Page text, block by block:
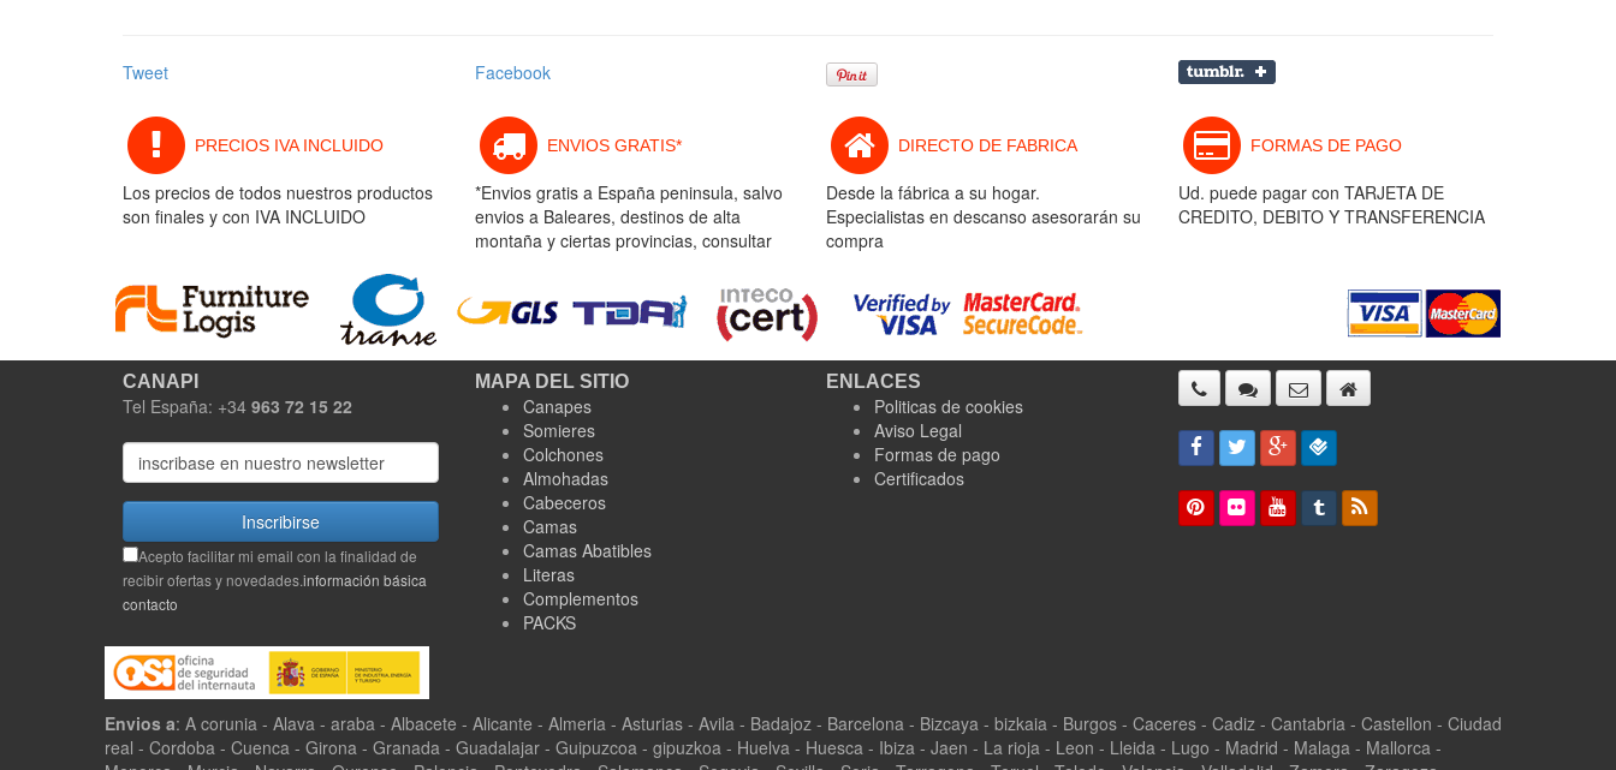
Tweet Facebook
PRECIOS IVA INCLUIDO
Los precios de todos nuestros productos
son finales y con IVA INCLUIDO
ENVIOS GRATIS*
*Envios gratis a España peninsula, salvo
envios a Baleares, destinos de alta
montaña y ciertas provincias, consultar
DIRECTO DE FABRICA
Desde la fábrica a su hogar.
Especialistas en descanso asesorarán su
compra
FORMAS DE PAGO
Ud. puede pagar con TARJETA DE
CREDITO, DEBITO Y TRANSFERENCIA
CANAPI
Tel España: +34 963 72 15 22
Inscribirse
Acepto facilitar mi email con la finalidad de
recibir ofertas y novedades.información básica
contacto
MAPA DEL SITIO
Canapes
Somieres
Colchones
Almohadas
Cabeceros
Camas
Camas Abatibles
Literas
Complementos
PACKS
ENLACES
Politicas de cookies
Aviso Legal
Formas de pago
Certificados
Envios a: A corunia - Alava - araba - Albacete - Alicante - Almeria - Asturias - Avila - Badajoz - Barcelona - Bizcaya - bizkaia - Burgos - Caceres - Cadiz - Cantabria - Castellon - Ciudad
real - Cordoba - Cuenca - Girona - Granada - Guadalajar - Guipuzcoa - gipuzkoa - Huelva - Huesca - Ibiza - Jaen - La rioja - Leon - Lleida - Lugo - Madrid - Malaga - Mallorca -